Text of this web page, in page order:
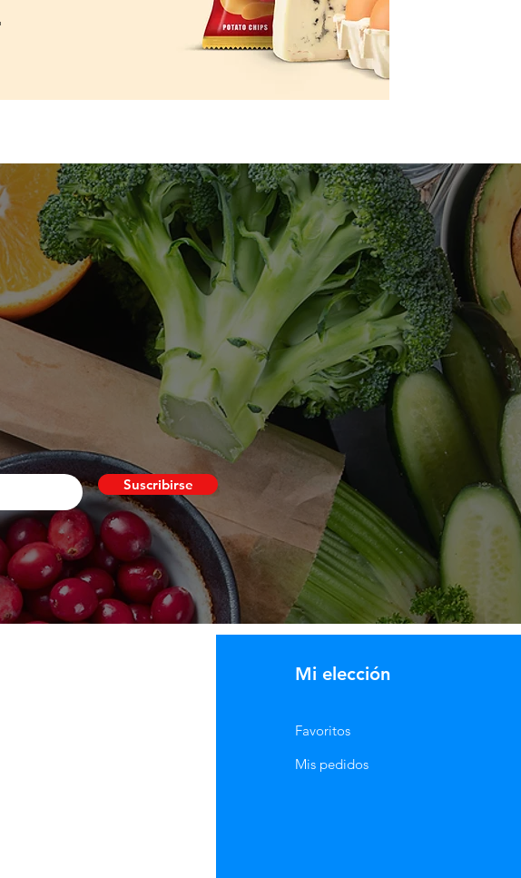
Suscribirse
Mi elección
Favoritos
Mis pedidos